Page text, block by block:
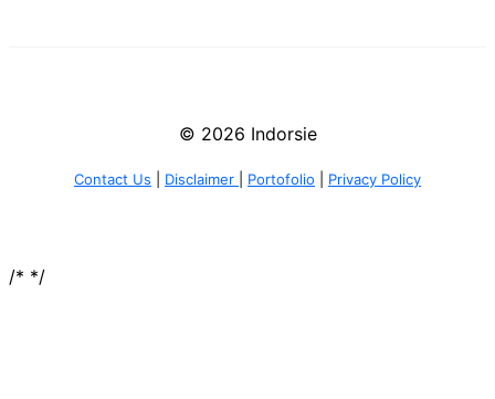
© 2026 Indorsie
Contact Us Disclaimer Portofolio Privacy Policy
/* */